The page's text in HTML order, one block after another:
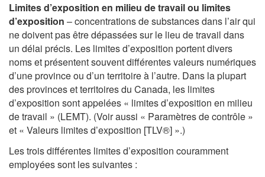
Limites d’exposition en milieu de travail ou limites
d’exposition – concentrations de substances dans l’air qui
ne doivent pas être dépassées sur le lieu de travail dans
un délai précis. Les limites d’exposition portent divers
noms et présentent souvent différentes valeurs numériques
d’une province ou d’un territoire à l’autre. Dans la plupart
des provinces et territoires du Canada, les limites
d’exposition sont appelées « limites d’exposition en milieu
de travail » (LEMT). (Voir aussi « Paramètres de contrôle »
et « Valeurs limites d’exposition [TLV®] ».)
Les trois différentes limites d’exposition couramment
employées sont les suivantes :